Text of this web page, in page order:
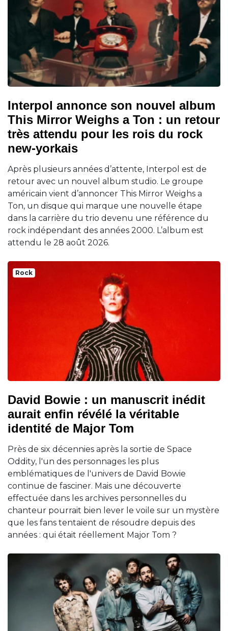
Interpol annonce son nouvel album
This Mirror Weighs a Ton : un retour
très attendu pour les rois du rock
new-yorkais
Après plusieurs années d’attente, Interpol est de
retour avec un nouvel album studio. Le groupe
américain vient d’annoncer This Mirror Weighs a
Ton, un disque qui marque une nouvelle étape
dans la carrière du trio devenu une référence du
rock indépendant des années 2000. L’album est
attendu le 28 août 2026.
Rock
David Bowie : un manuscrit inédit
aurait enfin révélé la véritable
identité de Major Tom
Près de six décennies après la sortie de Space
Oddity, l'un des personnages les plus
emblématiques de l'univers de David Bowie
continue de fasciner. Mais une découverte
effectuée dans les archives personnelles du
chanteur pourrait bien lever le voile sur un mystère
que les fans tentaient de résoudre depuis des
années : qui était réellement Major Tom ?